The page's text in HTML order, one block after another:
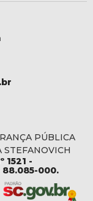
PÚBLICA
-
000.